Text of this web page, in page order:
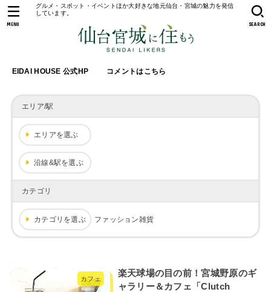
グルメ・スポット・イベントほか大好きな地元仙台・宮城の魅力を発信
しています。
EIDAI HOUSE 公式HP コメントはこちら
SEARCH
MENU
エリア/駅
エリアを選ぶ
沿線&駅を選ぶ
カテゴリ
カテゴリを選ぶ ファッション雑貨
カフェ
楽天球場の目の前！宮城野原のギ
ャラリー＆カフェ「Clutch